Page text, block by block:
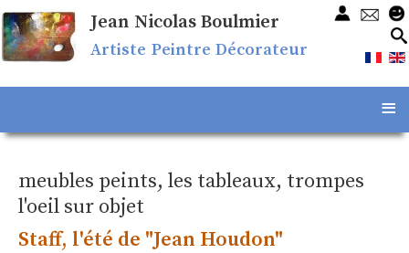
Jean Nicolas Boulmier
Artiste Peintre Décorateur
≡
meubles peints, les tableaux, trompes
l'oeil sur objet
Staff, l'été de "Jean Houdon"